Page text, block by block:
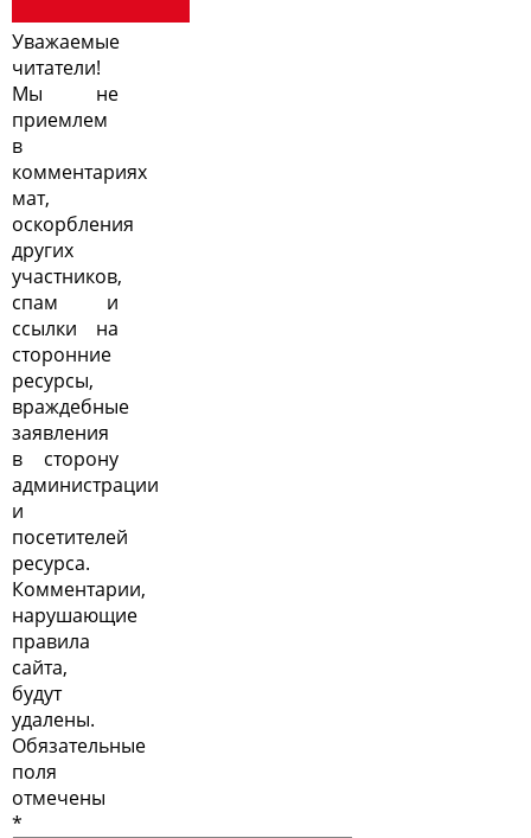
Уважаемые
читатели!
Мы не
приемлем
в
комментариях
мат,
оскорбления
других
участников,
спам и
ссылки на
сторонние
ресурсы,
враждебные
заявления
в сторону
администрации
и
посетителей
ресурса.
Комментарии,
нарушающие
правила
сайта,
будут
удалены.
Обязательные
поля
отмечены
*